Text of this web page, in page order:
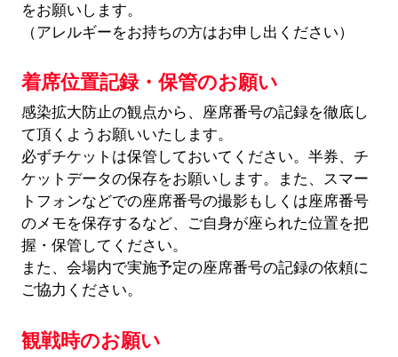
をお願いします。
（アレルギーをお持ちの方はお申し出ください）
着席位置記録・保管のお願い
感染拡大防止の観点から、座席番号の記録を徹底し
て頂くようお願いいたします。
必ずチケットは保管しておいてください。半券、チ
ケットデータの保存をお願いします。また、スマー
トフォンなどでの座席番号の撮影もしくは座席番号
のメモを保存するなど、ご自身が座られた位置を把
握・保管してください。
また、会場内で実施予定の座席番号の記録の依頼に
ご協力ください。
観戦時のお願い